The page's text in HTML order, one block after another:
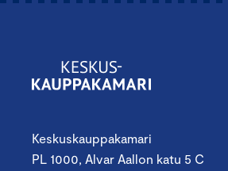
Keskuskauppakamari
PL 1000, Alvar Aallon katu 5 C